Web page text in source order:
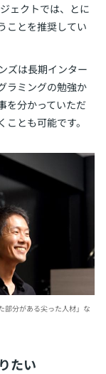
ェクトでは、とに
ことを推奨してい
ズは長期インター
ラミングの勉強か
を分かっていただ
とも可能です。
部分がある尖った人材」な
たい